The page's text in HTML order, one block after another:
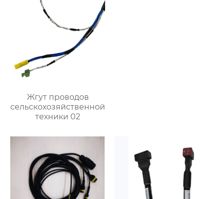
Жгут проводов
сельскохозяйственной
техники 02